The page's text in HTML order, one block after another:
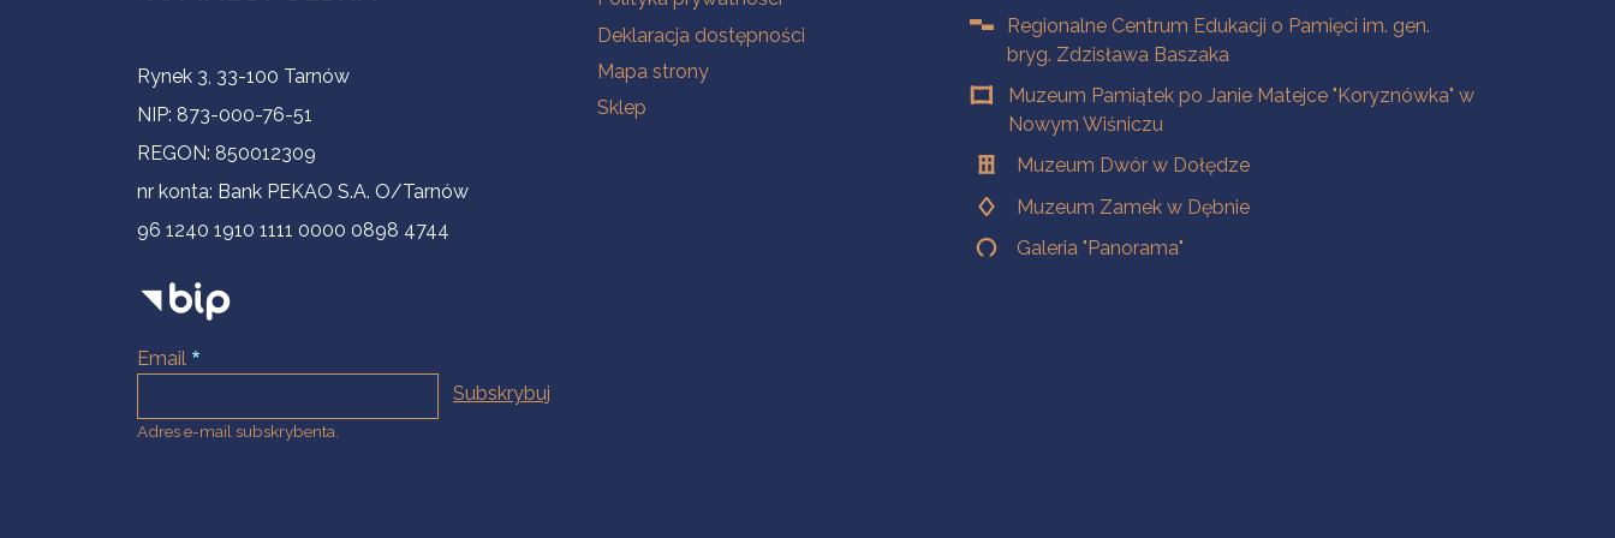
Informacje kontaktowe
Rynek 3, 33-100 Tarnów
NIP: 873-000-76-51
REGON: 850012309
nr konta: Bank PEKAO S.A. O/Tarnów
96 1240 1910 1111 0000 0898 4744
Email
Adres e-mail subskrybenta.
Deklaracja dostępności
Mapa strony
Sklep
Regionalne Centrum Edukacji o Pamięci im. gen.
bryg. Zdzisława Baszaka
Muzeum Pamiątek po Janie Matejce "Koryznówka" w
Nowym Wiśniczu
Muzeum Dwór w Dołędze
Muzeum Zamek w Dębnie
Galeria "Panorama"